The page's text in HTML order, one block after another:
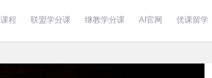
课程 联盟学分课 继教学分课 AI官网 优课留学